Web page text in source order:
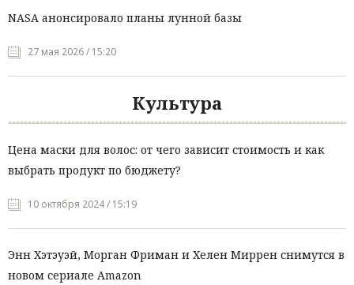
NASA анонсировало планы лунной базы
27 мая 2026 / 15:20
Культура
Цена маски для волос: от чего зависит стоимость и как
выбрать продукт по бюджету?
10 октября 2024 / 15:19
Энн Хэтэуэй, Морган Фриман и Хелен Миррен снимутся в
новом сериале Amazon